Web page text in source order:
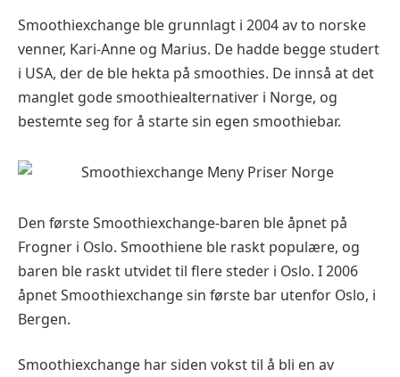
Smoothiexchange ble grunnlagt i 2004 av to norske
venner, Kari-Anne og Marius. De hadde begge studert
i USA, der de ble hekta på smoothies. De innså at det
manglet gode smoothiealternativer i Norge, og
bestemte seg for å starte sin egen smoothiebar.
Den første Smoothiexchange-baren ble åpnet på
Frogner i Oslo. Smoothiene ble raskt populære, og
baren ble raskt utvidet til flere steder i Oslo. I 2006
åpnet Smoothiexchange sin første bar utenfor Oslo, i
Bergen.
Smoothiexchange har siden vokst til å bli en av